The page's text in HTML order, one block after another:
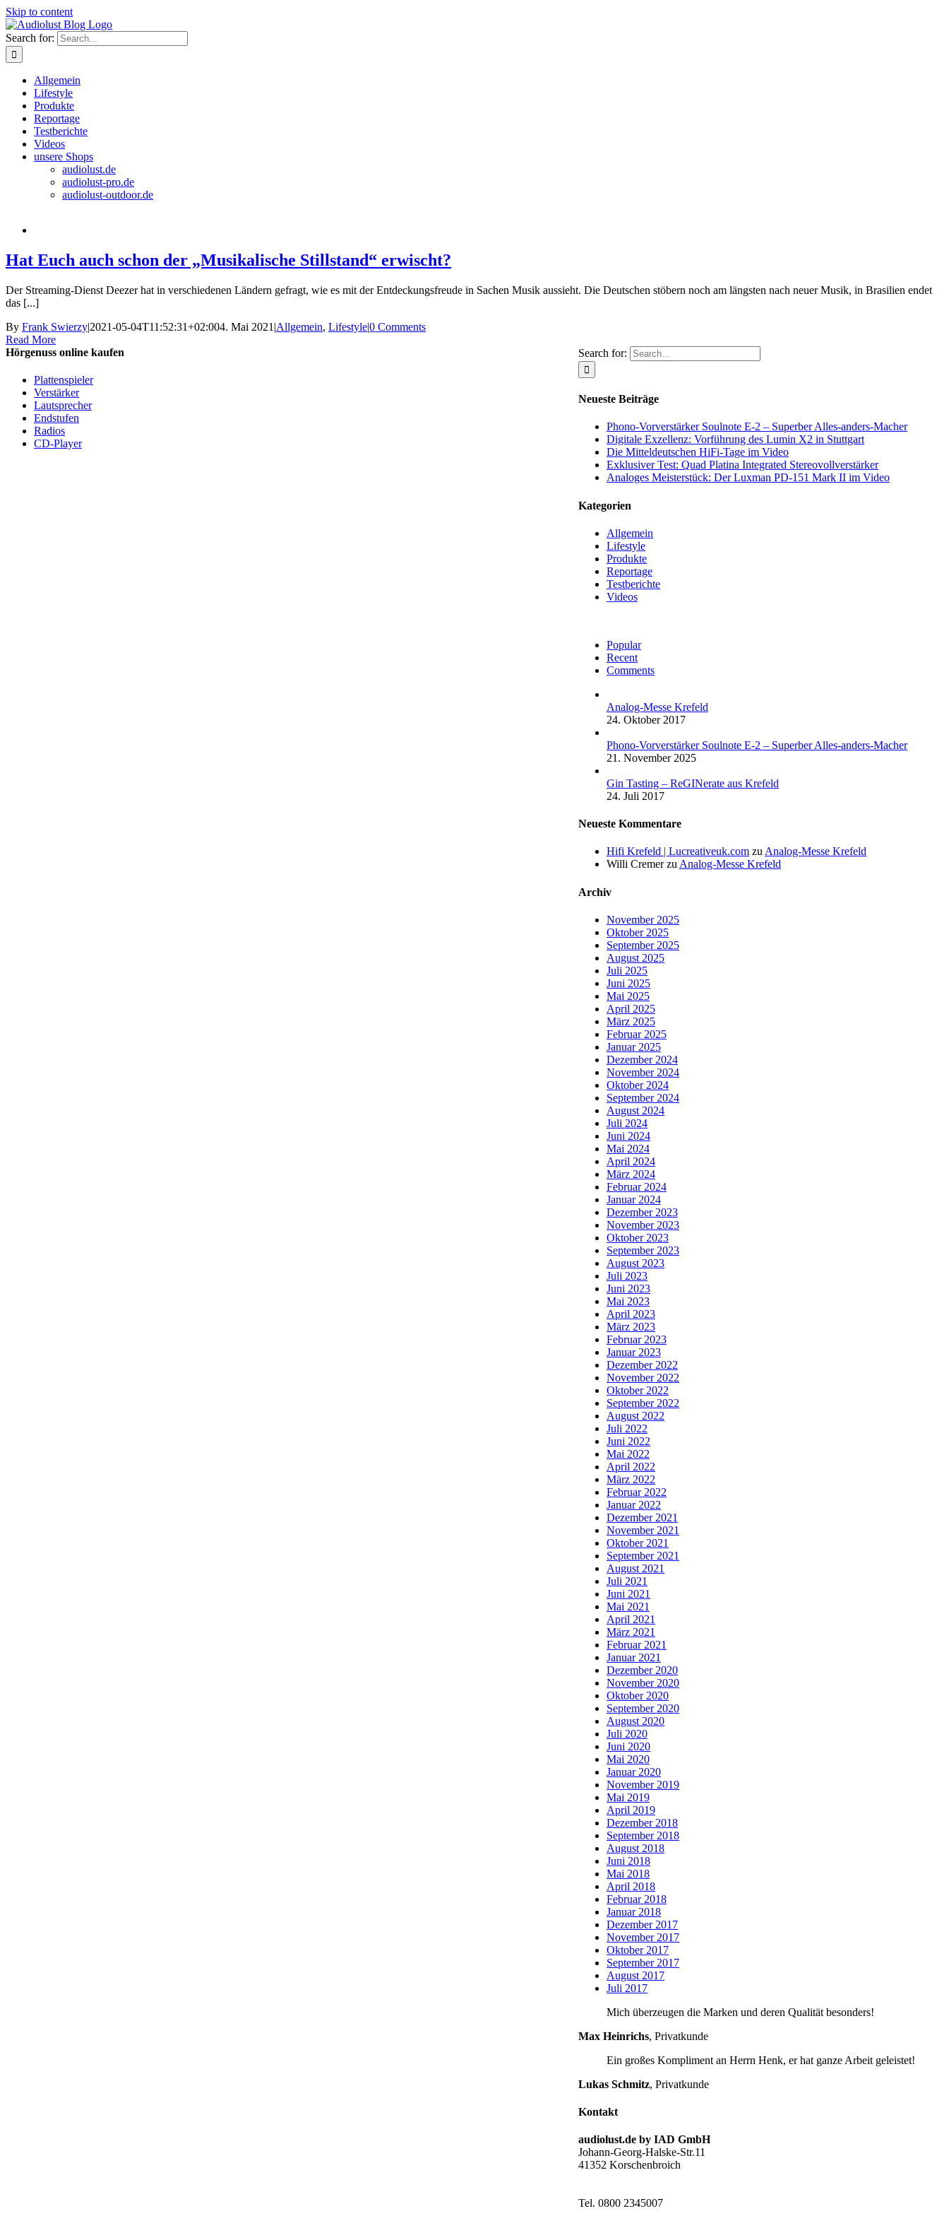
Skip to content
Search for:
Allgemein
Lifestyle
Produkte
Reportage
Testberichte
Videos
unsere Shops
audiolust.de
audiolust-pro.de
audiolust-outdoor.de
Hat Euch auch schon der „Musikalische Stillstand“ erwischt?
Der Streaming-Dienst Deezer hat in verschiedenen Ländern gefragt, wie es mit der Entdeckungsfreude in Sachen Musik aussieht. Die Deutschen stöbern noch am längsten nach neuer Musik, in Brasilien endet
das [...]
By Frank Swierzy|2021-05-04T11:52:31+02:004. Mai 2021 |Allgemein, Lifestyle|0 Comments
Read More
Search for:
Neueste Beiträge
Phono-Vorverstärker Soulnote E-2 – Superber Alles-anders-Macher
Digitale Exzellenz: Vorführung des Lumin X2 in Stuttgart
Die Mitteldeutschen HiFi-Tage im Video
Exklusiver Test: Quad Platina Integrated Stereovollverstärker
Analoges Meisterstück: Der Luxman PD-151 Mark II im Video
Kategorien
Allgemein
Lifestyle
Produkte
Reportage
Testberichte
Videos
Popular
Recent
Comments
Analog-Messe Krefeld
24. Oktober 2017
Phono-Vorverstärker Soulnote E-2 – Superber Alles-anders-Macher
21. November 2025
Gin Tasting – ReGINerate aus Krefeld
24. Juli 2017
Neueste Kommentare
Hifi Krefeld | Lucreativeuk.com zuAnalog-Messe Krefeld
Willi CremerzuAnalog-Messe Krefeld
Archiv
November 2025
Oktober 2025
September 2025
August 2025
Juli 2025
Juni 2025
Mai 2025
April 2025
März 2025
Februar 2025
Januar 2025
Dezember 2024
November 2024
Oktober 2024
September 2024
August 2024
Juli 2024
Juni 2024
Mai 2024
April 2024
März 2024
Februar 2024
Januar 2024
Dezember 2023
November 2023
Oktober 2023
September 2023
August 2023
Juli 2023
Juni 2023
Mai 2023
April 2023
März 2023
Februar 2023
Januar 2023
Dezember 2022
November 2022
Oktober 2022
September 2022
August 2022
Juli 2022
Juni 2022
Mai 2022
April 2022
März 2022
Februar 2022
Januar 2022
Dezember 2021
November 2021
Oktober 2021
September 2021
August 2021
Juli 2021
Juni 2021
Mai 2021
April 2021
März 2021
Februar 2021
Januar 2021
Dezember 2020
November 2020
Oktober 2020
September 2020
August 2020
Juli 2020
Juni 2020
Mai 2020
Januar 2020
November 2019
Mai 2019
April 2019
Dezember 2018
September 2018
August 2018
Juni 2018
Mai 2018
April 2018
Februar 2018
Januar 2018
Dezember 2017
November 2017
Oktober 2017
September 2017
August 2017
Juli 2017
Mich überzeugen die Marken und deren Qualität besonders!
Max Heinrichs, Privatkunde
Ein großes Kompliment an Herrn Henk, er hat ganze Arbeit geleistet!
Lukas Schmitz, Privatkunde
Kontakt
audiolust.de by IAD GmbH
Johann-Georg-Halske-Str.11
41352 Korschenbroich
Tel. 0800 2345007
Hörgenuss online kaufen
Plattenspieler
Verstärker
Lautsprecher
Endstufen
Radios
CD-Player